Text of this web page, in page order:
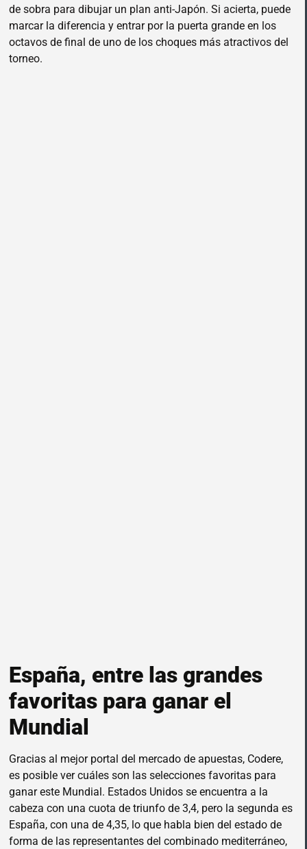
de sobra para dibujar un plan anti-Japón. Si acierta, puede
marcar la diferencia y entrar por la puerta grande en los
octavos de final de uno de los choques más atractivos del
torneo.
España, entre las grandes
favoritas para ganar el
Mundial
Gracias al mejor portal del mercado de apuestas, Codere,
es posible ver cuáles son las selecciones favoritas para
ganar este Mundial. Estados Unidos se encuentra a la
cabeza con una cuota de triunfo de 3,4, pero la segunda es
España, con una de 4,35, lo que habla bien del estado de
forma de las representantes del combinado mediterráneo,